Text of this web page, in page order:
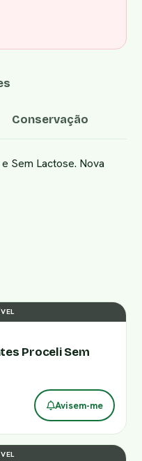
Conservação
Sem Lactose. Nova
Proceli Sem
Avisem-me